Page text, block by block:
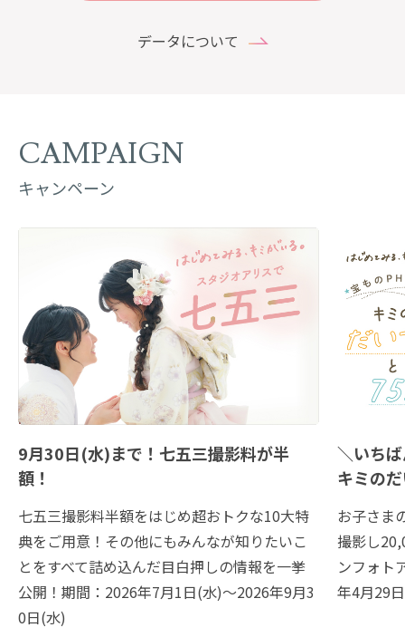
データについて
CAMPAIGN
キャンペーン
9月30日(水)まで！七五三撮影料が半
額！
七五三撮影料半額をはじめ超おトクな10大特
典をご用意！その他にもみんなが知りたいこ
とをすべて詰め込んだ目白押しの情報を一挙
公開！期間：2026年7月1日(水)～2026年9月3
0日(水)
＼いち
キミの
お子さま
撮影し
ンフォト
年4月29